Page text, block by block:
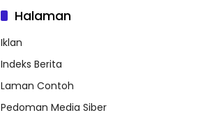
Halaman
Iklan
Indeks Berita
Laman Contoh
Pedoman Media Siber